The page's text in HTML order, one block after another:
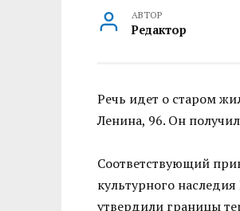
АВТОР
Редактор
Речь идет о старом
Ленина, 96. Он
Соответствующий
культурного наследия
утвердили границы